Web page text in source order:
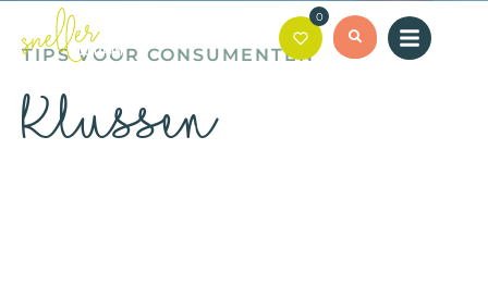
0
TIPS VOOR CONSUMENTEN
Klussen